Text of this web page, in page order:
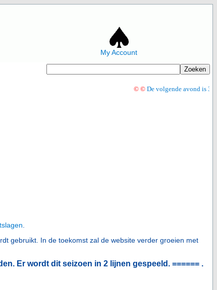
My Account
©©De volgende avond is 30
gebruikt. In de toekomst zal de website verder groeien met
Er wordt dit seizoen in 2 lijnen gespeeld. ====== .